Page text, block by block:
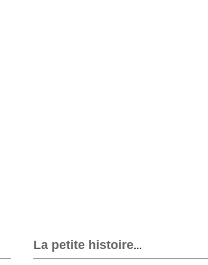
La petite histoire...